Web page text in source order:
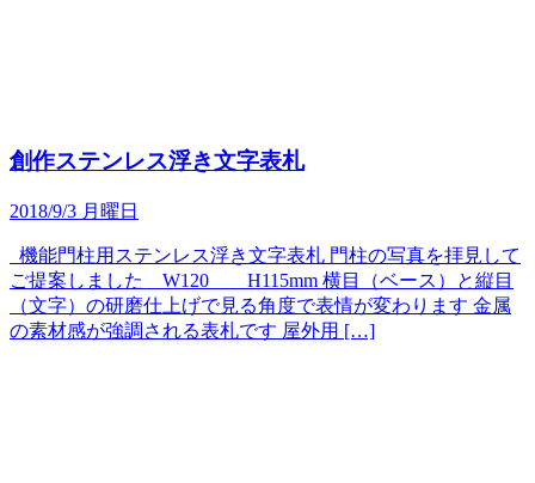
創作ステンレス浮き文字表札
2018/9/3 月曜日
機能門柱用ステンレス浮き文字表札 門柱の写真を拝見して
ご提案しました W120 H115mm 横目（ベース）と縦目
（文字）の研磨仕上げで見る角度で表情が変わります 金属
の素材感が強調される表札です 屋外用 […]